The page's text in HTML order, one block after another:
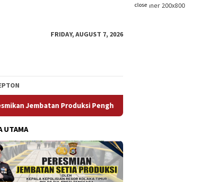
close
FRIDAY, AUGUST 7, 2026
Kec.Loea dan Kec.Ladongi
UTAMA